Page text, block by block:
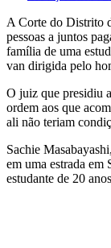
A Corte do Distrito
pessoas a juntos
família de uma
van dirigida pelo
O juiz que presidiu
ordem aos que
ali não teriam
Sachie
em uma estrada em
estudante de 20